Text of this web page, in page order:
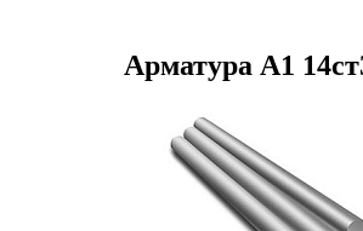
Арматура А1